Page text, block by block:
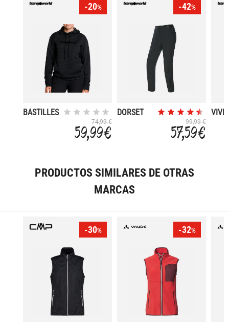
-20%
BASTILLES
74,99 €
59,99 €
-42%
DORSET
99,99 €
57,59 €
PRODUCTOS SIMILARES DE OTRAS
MARCAS
-30% -32%